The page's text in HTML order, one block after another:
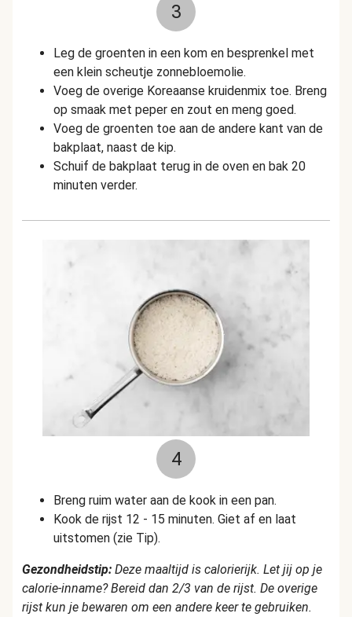
3
Leg de groenten in een kom en besprenkel met
een klein scheutje zonnebloemolie.
Voeg de overige Koreaanse kruidenmix toe. Breng
op smaak met peper en zout en meng goed.
Voeg de groenten toe aan de andere kant van de
bakplaat, naast de kip.
Schuif de bakplaat terug in de oven en bak 20
minuten verder.
4
Breng ruim water aan de kook in een pan.
Kook de rijst 12 - 15 minuten. Giet af en laat
uitstomen (zie Tip).
Gezondheidstip: Deze maaltijd is calorierijk. Let jij op je
calorie-inname? Bereid dan 2/3 van de rijst. De overige
rijst kun je bewaren om een andere keer te gebruiken.